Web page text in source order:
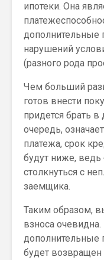
ипотеки. Она
дополнительные
нарушений
(разного рода
Чем больший
готов внести
придется брать
очередь,
платежа, срок
будут ниже,
столкнуться с
заемщика.
Таким образом,
взноса
дополнительные
будет